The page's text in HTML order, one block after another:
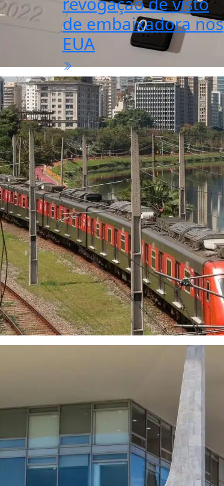
de embaixadora nos
EUA